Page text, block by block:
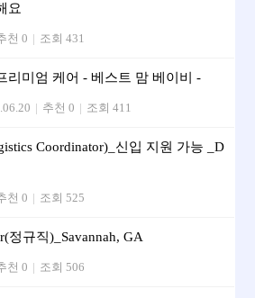
요
천 0 | 조회 431
리미엄 케어 - 베스트 맘 베이비 -
| 추천 0 | 조회 411
Coordinator)_신입 지원 가능 _D
천 0 | 조회 525
정규직)_Savannah, GA
천 0 | 조회 506